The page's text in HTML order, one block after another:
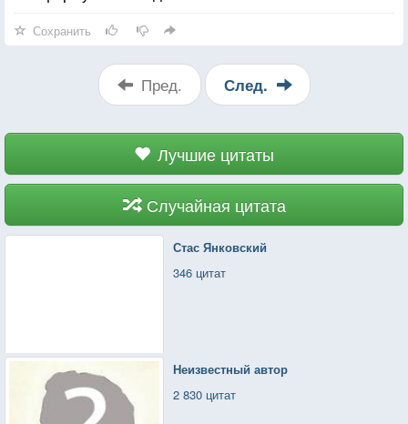
Сохранить
Пред. След.
Лучшие цитаты
Случайная цитата
Стас Янковский
346 цитат
Неизвестный автор
2 830 цитат